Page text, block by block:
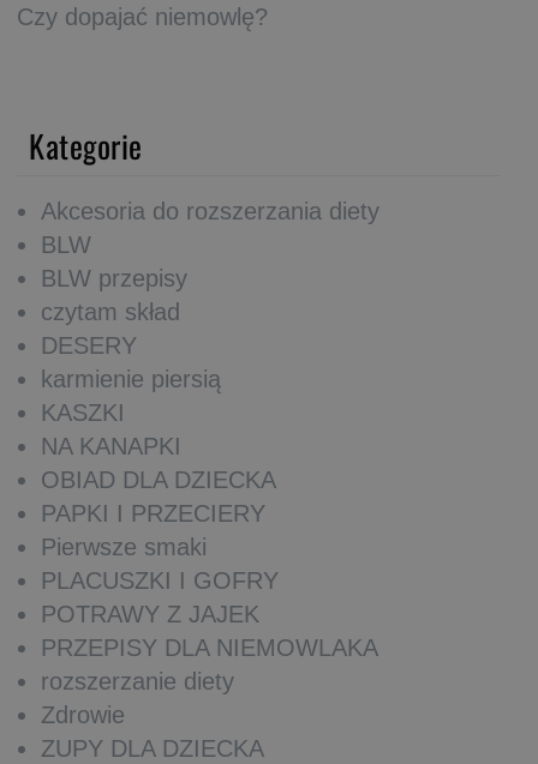
Czy dopajać niemowlę?
Kategorie
Akcesoria do rozszerzania diety
BLW
BLW przepisy
czytam skład
DESERY
karmienie piersią
KASZKI
NA KANAPKI
OBIAD DLA DZIECKA
PAPKI I PRZECIERY
Pierwsze smaki
PLACUSZKI I GOFRY
POTRAWY Z JAJEK
PRZEPISY DLA NIEMOWLAKA
rozszerzanie diety
Zdrowie
ZUPY DLA DZIECKA